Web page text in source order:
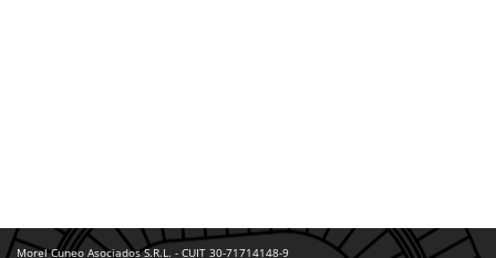
Morel Cuneo Asociados S.R.L. - CUIT 30-71714148-9